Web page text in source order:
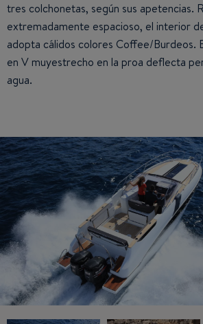
tres colchonetas, según sus apetencias.
extremadamente espacioso, el interior
adopta cálidos colores Coffee/Burdeos.
en V muyestrecho en la proa deflecta
agua.